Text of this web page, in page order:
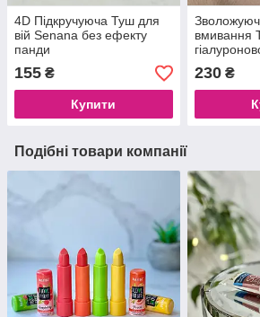
4D Підкручуюча Туш для
вій Senana без ефекту
панди
155 ₴
Купити
вмивання
230₴
Подібні товари компанії